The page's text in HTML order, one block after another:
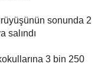
sonunda 2
salındı
3 bin 250